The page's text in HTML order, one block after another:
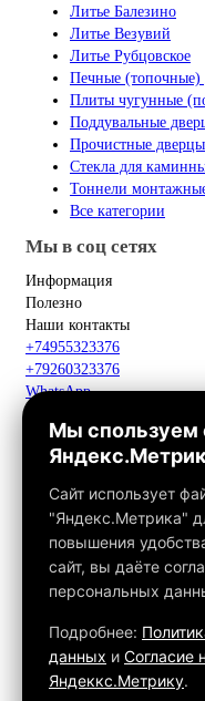
Литье Балезино
Литье Везувий
Литье Рубцовское
Печные (топочные)
Плиты чугунные
Поддувальные
Прочистные дверцы
Стекла для
Тоннели
Все категории
Мы в соц сетях
Информация
Полезно
Наши контакты
+74955323376
+79260323376
WhatsApp
Макс
info@fox-kamin.ru
Наш адрес
Московская область, г.
офис 113
Работаем с 10:00 до 18:00
Связаться с нами
Обращаем ваше внимание
Мы спользуем
Сайт использует
"Яндекс.Метрика"
повышения
сайт, вы даёте
персональных
Подробнее:
данных и Согласие
Яндеккс.Метрику.